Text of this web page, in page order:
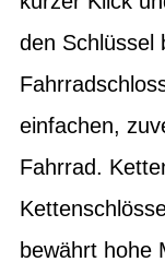
den Schlüssel
einfachen,
Fahrrad.
bewährt hohe